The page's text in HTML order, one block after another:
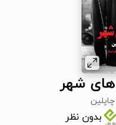
شهر
بدون نظر